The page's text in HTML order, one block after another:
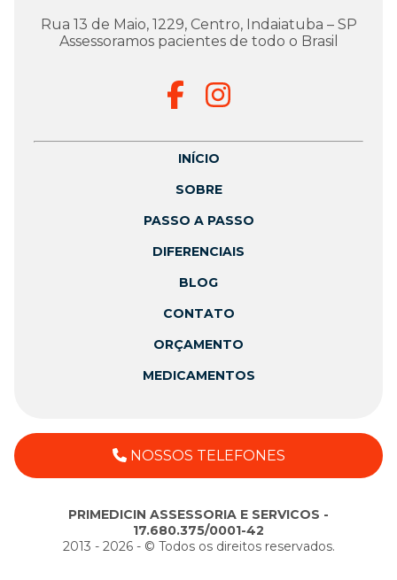
Rua 13 de Maio, 1229, Centro, Indaiatuba – SP
Assessoramos pacientes de todo o Brasil
INÍCIO
SOBRE
PASSO A PASSO
DIFERENCIAIS
BLOG
CONTATO
ORÇAMENTO
MEDICAMENTOS
NOSSOS TELEFONES
PRIMEDICIN ASSESSORIA E SERVICOS -
17.680.375/0001-42
2013 - 2026 - ©️ Todos os direitos reservados.